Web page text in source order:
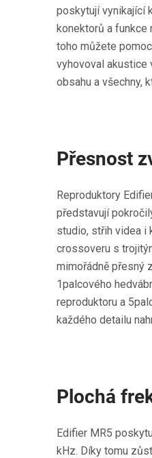
poskytují vynikající
konektorů a funkce
toho můžete
vyhovoval akustice
obsahu a všechny,
Přesnost
Reproduktory
představují
studio, střih videa i
crossoveru s
mimořádně přesný
1palcového
reproduktoru a
každého detailu
Plochá
Edifier MR5
kHz. Díky tomu